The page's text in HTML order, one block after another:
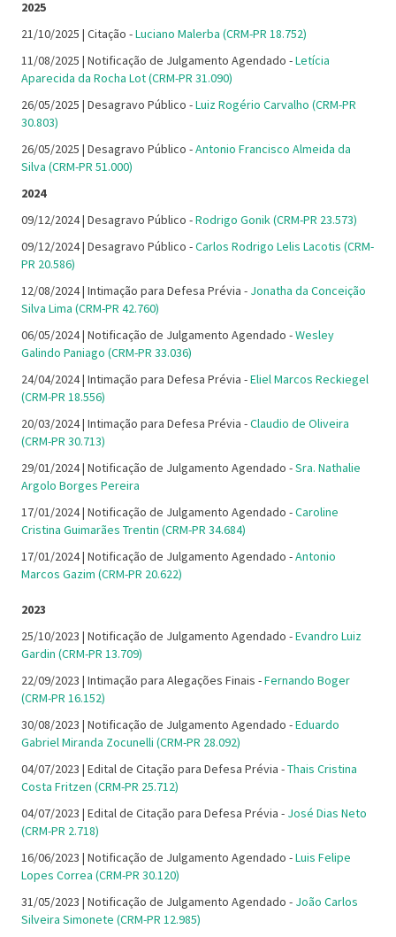
2025
21/10/2025 | Citação -Luciano Malerba (CRM-PR 18.752)
11/08/2025 | Notificação de Julgamento Agendado -Letícia
Aparecida da Rocha Lot (CRM-PR 31.090)
26/05/2025 | Desagravo Público -Luiz Rogério Carvalho (CRM-PR
30.803)
26/05/2025 | Desagravo Público -Antonio Francisco Almeida da
Silva (CRM-PR 51.000)
2024
09/12/2024 | Desagravo Público -Rodrigo Gonik (CRM-PR 23.573)
09/12/2024 | Desagravo Público -Carlos Rodrigo Lelis Lacotis (CRM-
PR 20.586)
12/08/2024 | Intimação para Defesa Prévia - Jonatha da Conceição
Silva Lima (CRM-PR 42.760)
06/05/2024 | Notificação de Julgamento Agendado -Wesley
Galindo Paniago (CRM-PR 33.036)
24/04/2024 | Intimação para Defesa Prévia -Eliel Marcos Reckiegel
(CRM-PR 18.556)
20/03/2024 | Intimação para Defesa Prévia -Claudio de Oliveira
(CRM-PR 30.713)
29/01/2024 | Notificação de Julgamento Agendado -Sra. Nathalie
Argolo Borges Pereira
17/01/2024 | Notificação de Julgamento Agendado -Caroline
Cristina Guimarães Trentin (CRM-PR 34.684)
17/01/2024 | Notificação de Julgamento Agendado -Antonio
Marcos Gazim (CRM-PR 20.622)
2023
25/10/2023 | Notificação de Julgamento Agendado -Evandro Luiz
Gardin (CRM-PR 13.709)
22/09/2023 | Intimação para Alegações Finais -Fernando Boger
(CRM-PR 16.152)
30/08/2023 | Notificação de Julgamento Agendado -Eduardo
Gabriel Miranda Zocunelli (CRM-PR 28.092)
04/07/2023 | Edital de Citação para Defesa Prévia -Thais Cristina
Costa Fritzen (CRM-PR 25.712)
04/07/2023 | Edital de Citação para Defesa Prévia - José Dias Neto
(CRM-PR 2.718)
16/06/2023 | Notificação de Julgamento Agendado -Luis Felipe
Lopes Correa (CRM-PR 30.120)
31/05/2023 | Notificação de Julgamento Agendado - João Carlos
Silveira Simonete (CRM-PR 12.985)